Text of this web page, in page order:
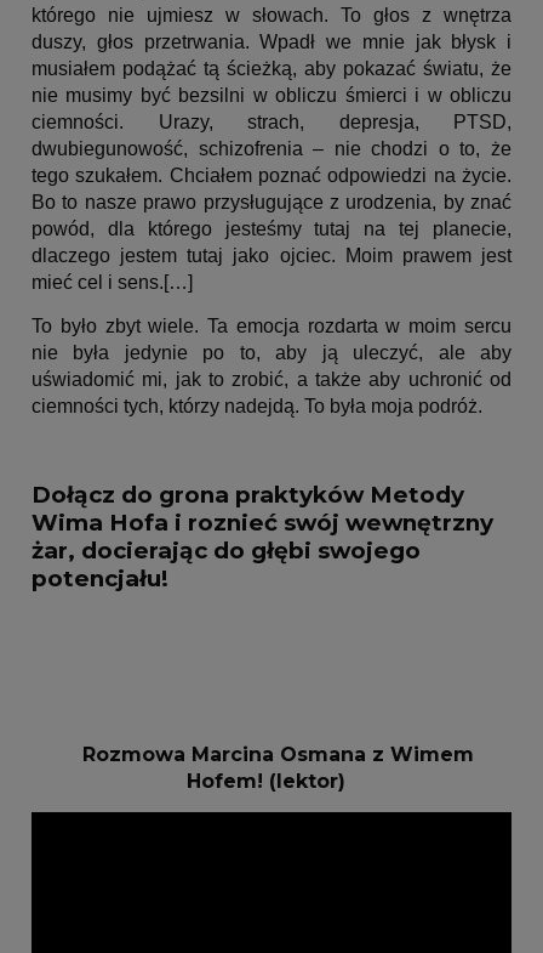
którego nie ujmiesz w słowach. To głos z wnętrza
duszy, głos przetrwania. Wpadł we mnie jak błysk i
musiałem podążać tą ścieżką, aby pokazać światu, że
nie musimy być bezsilni w obliczu śmierci i w obliczu
ciemności. Urazy, strach, depresja, PTSD,
dwubiegunowość, schizofrenia – nie chodzi o to, że
tego szukałem. Chciałem poznać odpowiedzi na życie.
Bo to nasze prawo przysługujące z urodzenia, by znać
powód, dla którego jesteśmy tutaj na tej planecie,
dlaczego jestem tutaj jako ojciec. Moim prawem jest
mieć cel i sens.[…]
To było zbyt wiele. Ta emocja rozdarta w moim sercu
nie była jedynie po to, aby ją uleczyć, ale aby
uświadomić mi, jak to zrobić, a także aby uchronić od
ciemności tych, którzy nadejdą. To była moja podróż.
Dołącz do grona praktyków Metody
Wima Hofa i roznieć swój wewnętrzny
żar, docierając do głębi swojego
potencjału!
Rozmowa Marcina Osmana z Wimem
Hofem! (lektor)